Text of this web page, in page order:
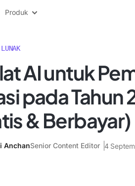
Produk
AI untuk
pada Tahun
& Berbayar)
AnchanSenior Content Editor 4